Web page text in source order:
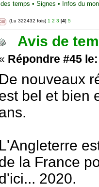
temps • Signes • Infos du
(Lu 322432 fois) 1 2 3 [4] 5
Avis de
Répondre #45 le:
De nouveaux
bel et bien
L'Angleterre
la France
2020.